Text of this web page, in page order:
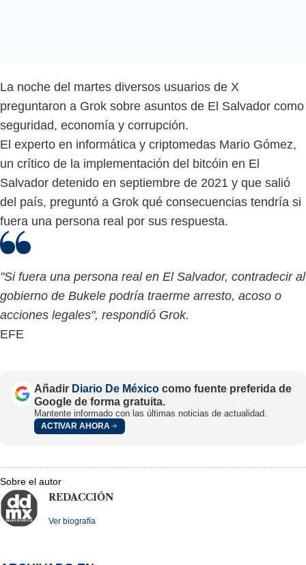
La noche del martes diversos usuarios de X
preguntaron a Grok sobre asuntos de El Salvador como
seguridad, economía y corrupción.
El experto en informática y criptomedas Mario Gómez,
un crítico de la implementación del bitcóin en El
Salvador detenido en septiembre de 2021 y que salió
del país, preguntó a Grok qué consecuencias tendría si
fuera una persona real por sus respuesta.
"Si fuera una persona real en El Salvador, contradecir al
gobierno de Bukele podría traerme arresto, acoso o
acciones legales", respondió Grok.
EFE
Añadir Diario De México como fuente preferida de
Google de forma gratuita.
Mantente informado con las últimas noticias de actualidad.
ACTIVAR AHORA
Sobre el autor
REDACCIÓN
Ver biografía